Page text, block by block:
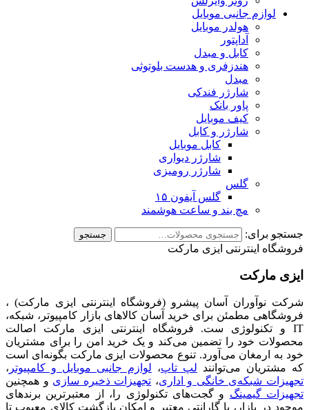
لوازم جانبی موبایل
هولدر موبایل
آداپتور
کابل و مبدل
هندزفری و هدست بلوتوثی
مبدل
شارژر فندکی
پاور بانک
کیف موبایل
شارژر و کابل
کابل موبایل
شارژر دیواری
شارژر رومیزی
گلس
گلس آیفون ۱۵
مچ بند و ساعت هوشمند
جستجو برای: جستجو
فروشگاه اینترنتی ایزی مارکت
ایزی مارکت
شرکت نوآوران آسان پیشرو (فروشگاه اینترنتی ایزی مارکت) ،
فروشگاهی مطمئن برای خرید آسان کالاهای بازار کامپیوتر، شبکه،
IT و تکنولوژی ست. فروشگاه اینترنتی ایزی مارکت اصالت
محصولات خود را تضمین می‌کند و یک خرید امن را برای مشتریان
خود به ارمغان می‌آورد. تنوع محصولات ایزی مارکت بگونه‌ای است
که مشتریان می‌توانند لپ تاپ، لوازم جانبی موبایل و کامپیوتر ،
تجهیزات شبکه‌ی خانگی و اداری، تجهیزات ذخیره سازی و همچنین
تجهیزات گیمینگ و گجت‌های تکنولوژی را، از معتبرترین برندهای
موجود در بازار، با گارانتی معتبر و امکان بازگشت کالای معیوب تا